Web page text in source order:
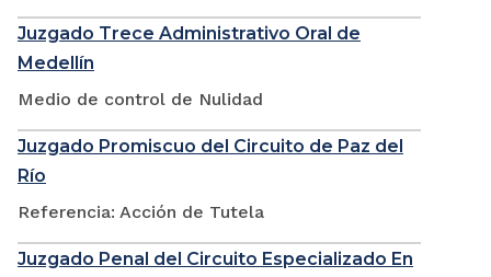
Juzgado Trece Administrativo Oral de
Medellín
Medio de control de Nulidad
Juzgado Promiscuo del Circuito de Paz del
Río
Referencia: Acción de Tutela
Juzgado Penal del Circuito Especializado En